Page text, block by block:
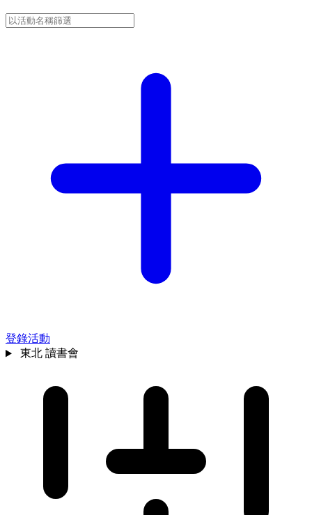
登錄活動
東北 讀書會